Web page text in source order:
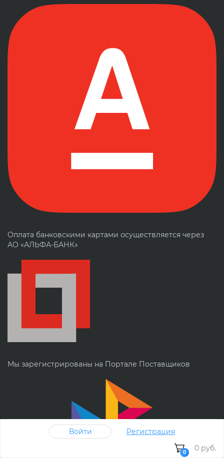
Оплата банковскими картами осуществляется через
АО «АЛЬФА-БАНК»
Мы зарегистрированы на Портале Поставщиков
Войти Регистрация
0 0 руб.